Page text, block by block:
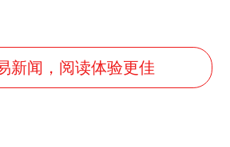
新闻，阅读体验更佳